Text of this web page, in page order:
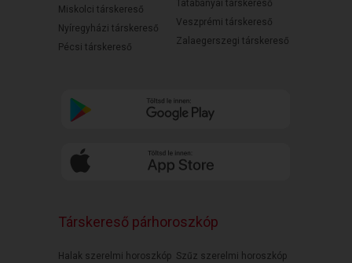
Miskolci társkereső
Nyíregyházi társkereső
Pécsi társkereső
Tatabányai társkereső
Veszprémi társkereső
Zalaegerszegi társkereső
Társkereső párhoroszkóp
Halak szerelmi horoszkóp Szűz szerelmi horoszkóp